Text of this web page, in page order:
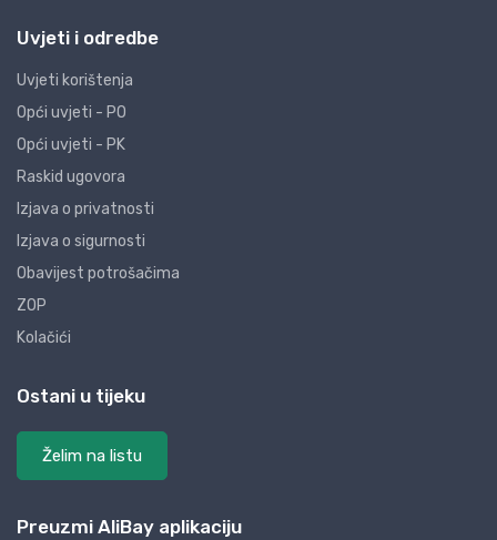
Uvjeti i odredbe
Uvjeti korištenja
Opći uvjeti - PO
Opći uvjeti - PK
Raskid ugovora
Izjava o privatnosti
Izjava o sigurnosti
Obavijest potrošačima
ZOP
Kolačići
Ostani u tijeku
Želim na listu
Preuzmi AliBay aplikaciju